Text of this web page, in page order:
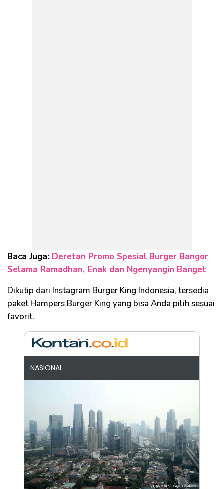
Baca Juga: Deretan Promo Spesial Burger Bangor
Selama Ramadhan, Enak dan Ngenyangin Banget
Dikutip dari Instagram Burger King Indonesia, tersedia
paket Hampers Burger King yang bisa Anda pilih sesuai
favorit.
NASIONAL